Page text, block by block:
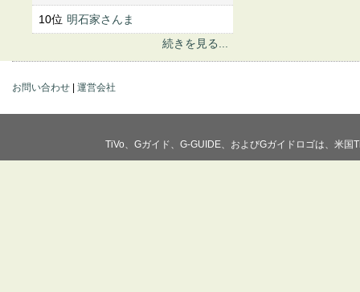
10位 明石家さんま
続きを見る...
お問い合わせ 運営会社
TiVo、Gガイド、G-GUIDE、およびGガイドロゴは、米